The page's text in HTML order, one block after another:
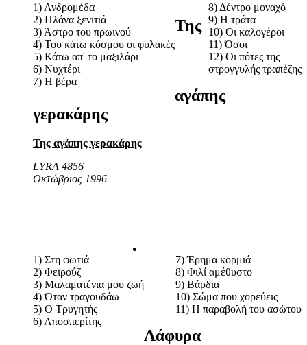
1) Ανδρομέδα
2) Πλάνα ξενιτιά
3) Άστρο του πρωινού
4) Του κάτω κόσμου οι φυλακές
5) Κάτω απ' το μαξιλάρι
6) Νυχτέρι
7) Η βέρα
8) Δέντρο μοναχό
9) Η τράτα
10) Οι καλογέροι
11) Όσοι
12) Οι πότες της
στρογγυλής τραπέζης
Της
αγάπης
γερακάρης
Της αγάπης γερακάρης
LYRA 4856
Οκτώβριος 1996
1) Στη φωτιά
2) Φεϊρούζ
3) Μαλαματένια μου ζωή
4) Όταν τραγουδάω
5) Ο Τρυγητής
6) Αποσπερίτης
7) Έρημα κορμιά
8) Φιλί αμέθυστο
9) Βάρδια
10) Σώμα που χορεύεις
11) Η παραβολή του ασώτου
Λάφυρα